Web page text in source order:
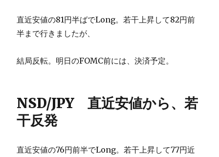
直近安値の81円半ばでLong。若干上昇して82円前
半まで行きましたが、
結局反転。明日のFOMC前には、決済予定。
NSD/JPY 直近安値から、若
干反発
直近安値の76円前半でLong。若干上昇して77円近